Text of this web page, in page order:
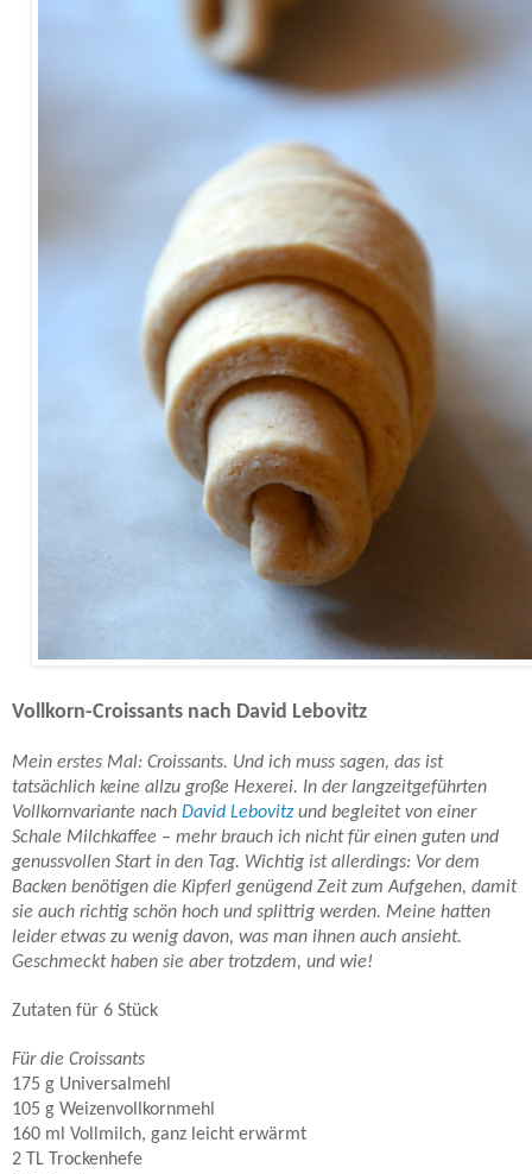
Vollkorn-Croissants nach David Lebovitz
Mein erstes Mal: Croissants. Und ich muss sagen, das ist
tatsächlich keine allzu große Hexerei. In der langzeitgeführten
Vollkornvariante nach David Lebovitzund begleitet von einer
Schale Milchkaffee – mehr brauch ich nicht für einen guten und
genussvollen Start in den Tag. Wichtig ist allerdings: Vor dem
Backen benötigen die Kipferl genügend Zeit zum Aufgehen, damit
sie auch richtig schön hoch und splittrig werden. Meine hatten
leider etwas zu wenig davon, was man ihnen auch ansieht.
Geschmeckt haben sie aber trotzdem, und wie!
Zutaten für 6 Stück
Für die Croissants
175 g Universalmehl
105 g Weizenvollkornmehl
160 ml Vollmilch, ganz leicht erwärmt
2 TL Trockenhefe